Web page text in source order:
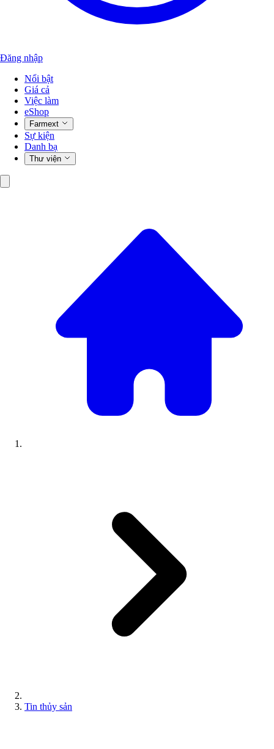
Đăng nhập
Nổi bật
Giá cả
Việc làm
eShop
Farmext
Sự kiện
Danh bạ
Thư viện
Tin thủy sản